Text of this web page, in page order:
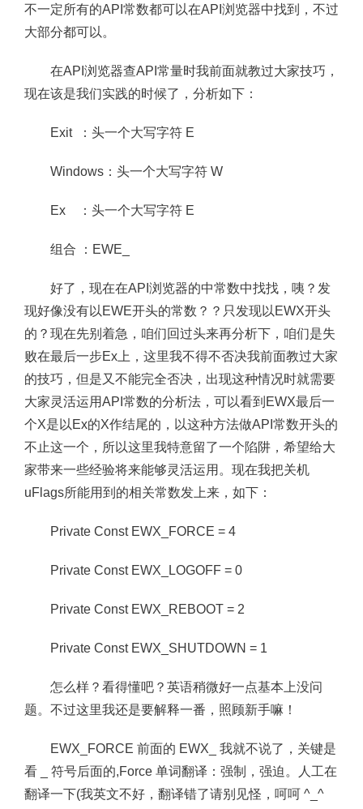
不一定所有的API常数都可以在API浏览器中找到，不过
大部分都可以。
在API浏览器查API常量时我前面就教过大家技巧，
现在该是我们实践的时候了，分析如下：
Exit ：头一个大写字符 E
Windows：头一个大写字符 W
Ex ：头一个大写字符 E
组合 ：EWE_
好了，现在在API浏览器的中常数中找找，咦？发
现好像没有以EWE开头的常数？？只发现以EWX开头
的？现在先别着急，咱们回过头来再分析下，咱们是失
败在最后一步Ex上，这里我不得不否决我前面教过大家
的技巧，但是又不能完全否决，出现这种情况时就需要
大家灵活运用API常数的分析法，可以看到EWX最后一
个X是以Ex的X作结尾的，以这种方法做API常数开头的
不止这一个，所以这里我特意留了一个陷阱，希望给大
家带来一些经验将来能够灵活运用。现在我把关机
uFlags所能用到的相关常数发上来，如下：
Private Const EWX_FORCE = 4
Private Const EWX_LOGOFF = 0
Private Const EWX_REBOOT = 2
Private Const EWX_SHUTDOWN = 1
怎么样？看得懂吧？英语稍微好一点基本上没问
题。不过这里我还是要解释一番，照顾新手嘛！
EWX_FORCE 前面的 EWX_ 我就不说了，关键是
看 _ 符号后面的,Force 单词翻译：强制，强迫。人工在
翻译一下(我英文不好，翻译错了请别见怪，呵呵 ^_^